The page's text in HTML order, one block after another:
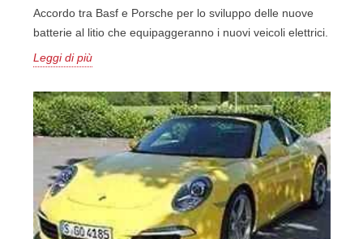
Accordo tra Basf e Porsche per lo sviluppo delle nuove
batterie al litio che equipaggeranno i nuovi veicoli elettrici.
Leggi di più